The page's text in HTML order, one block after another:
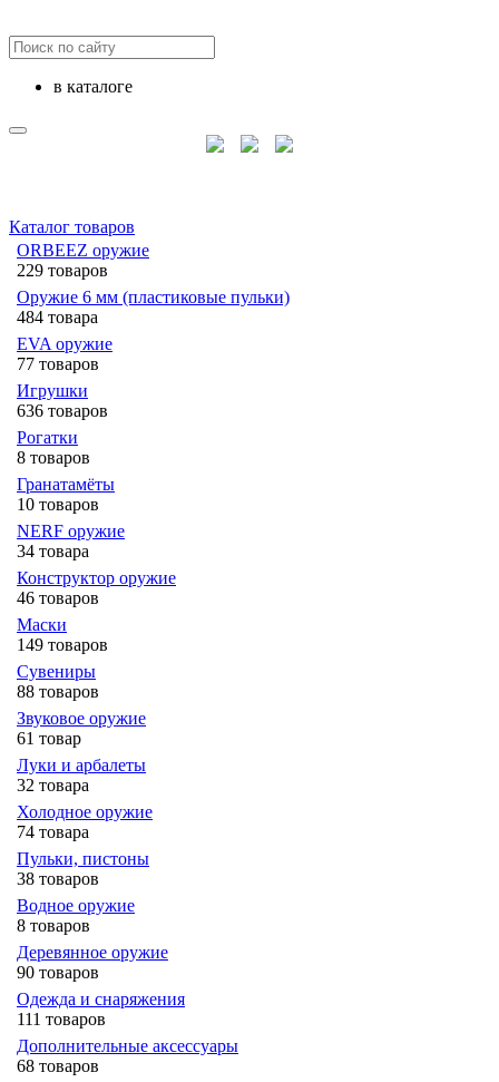
в каталоге
Каталог товаров
ORBEEZ оружие
229 товаров
Оружие 6 мм (пластиковые пульки)
484 товара
EVA оружие
77 товаров
Игрушки
636 товаров
Рогатки
8 товаров
Гранатамёты
10 товаров
NERF оружие
34 товара
Конструктор оружие
46 товаров
Маски
149 товаров
Сувениры
88 товаров
Звуковое оружие
61 товар
Луки и арбалеты
32 товара
Холодное оружие
74 товара
Пульки, пистоны
38 товаров
Водное оружие
8 товаров
Деревянное оружие
90 товаров
Одежда и снаряжения
111 товаров
Дополнительные аксессуары
68 товаров